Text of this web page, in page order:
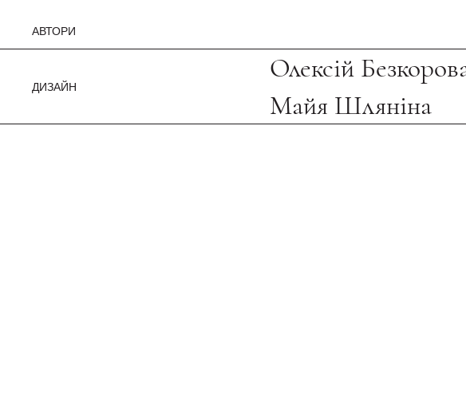
ДИЗАЙН
Олексій
Майя Шляніна
АВТОРИ